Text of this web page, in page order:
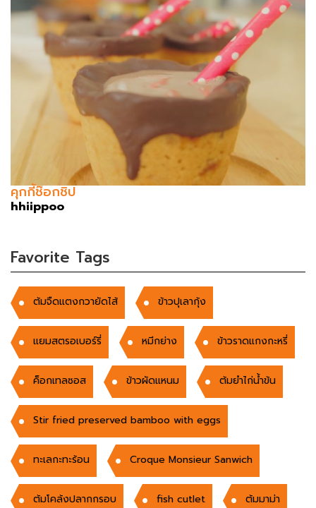
คุกกี้ช๊อกชิป
hhiippoo
Favorite Tags
ต้มจืดแตงกวายัดไส้ ข้าวปุเลากุ้ง
แยมสตรอเบอร์รี่ หมีกย่าง ข้าวราดแกงกะหรี่
ค็อกเทลซอส ข้าวผัดแหนม ต้มยำไก่น้ำข้น
Stir fried preserved bamboo with eggs
ทะเลกะทะร้อน Croque Monsieur Sanwich
ต้มโคล้งปลากกรอบ fish cutlet ต้มมาม่า